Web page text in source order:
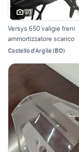
30
Versys 650 valigie freni
ammortizzatore scarico
Castello d'Argile(BO)